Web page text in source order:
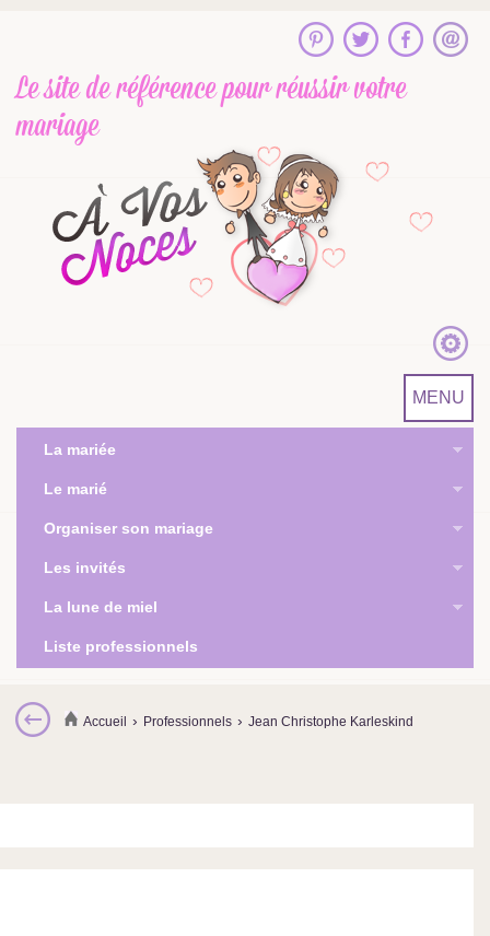
Le site de référencepour réussir votre
mariage
MENU
La mariée
Le marié
Organiser son mariage
Les invités
La lune de miel
Liste professionnels
Accueil › Professionnels › Jean Christophe Karleskind